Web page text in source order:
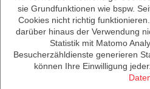
Fachveranstaltung für Austausch,
mehr »
Dienstag, 22. Juli 2025 | Kategorie:
14.10.2025, 11:00 bis 16:00 Uhr:
Hochschule Wildau
Jetzt Stand sichern und mit
sie Grundfunktionen wie bspw.
Cookies nicht richtig
darüber hinaus der Verwendung
Statistik mit Matomo
Besucherzähldienste generieren
können Ihre Einwilligung